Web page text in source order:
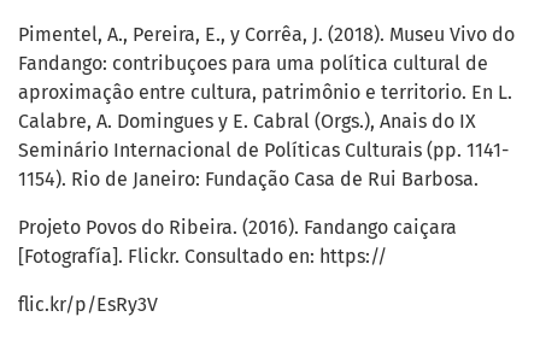
Pimentel, A., Pereira, E., y Corrêa, J. (2018). Museu Vivo do
Fandango: contribuçoes para uma política cultural de
aproximaçâo entre cultura, patrimônio e territorio. En L.
Calabre, A. Domingues y E. Cabral (Orgs.), Anais do IX
Seminário Internacional de Políticas Culturais (pp. 1141-
1154). Rio de Janeiro: Fundação Casa de Rui Barbosa.
Projeto Povos do Ribeira. (2016). Fandango caiçara
[Fotografía]. Flickr. Consultado en: https://
flic.kr/p/EsRy3V